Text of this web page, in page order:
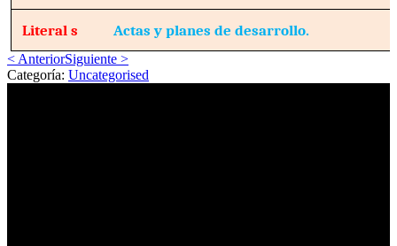
Literal s Actas y planes de desarrollo.
< AnteriorSiguiente >
Categoría: Uncategorised